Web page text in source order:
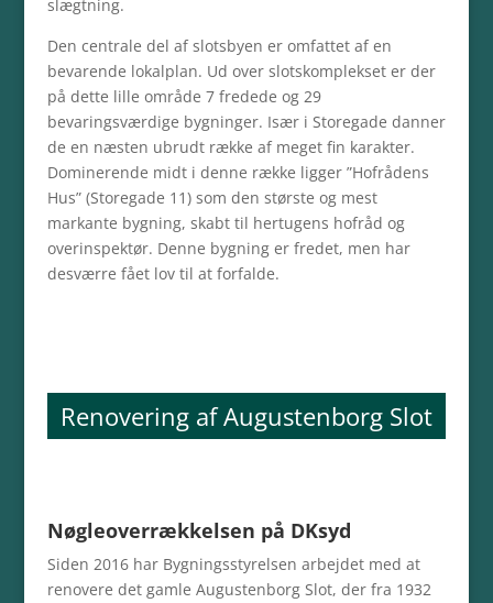
slægtning.
Den centrale del af slotsbyen er omfattet af en
bevarende lokalplan. Ud over slotskomplekset er der
på dette lille område 7 fredede og 29
bevaringsværdige bygninger. Især i Storegade danner
de en næsten ubrudt række af meget fin karakter.
Dominerende midt i denne række ligger ”Hofrådens
Hus” (Storegade 11) som den største og mest
markante bygning, skabt til hertugens hofråd og
overinspektør. Denne bygning er fredet, men har
desværre fået lov til at forfalde.
Renovering af Augustenborg Slot
Nøgleoverrækkelsen på DKsyd
Siden 2016 har Bygningsstyrelsen arbejdet med at
renovere det gamle Augustenborg Slot, der fra 1932